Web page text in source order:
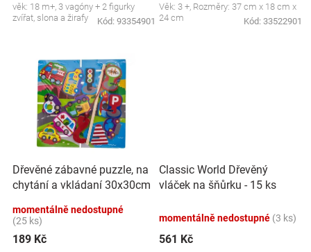
Přihlášení
věk: 18 m+, 3 vagóny + 2 figurky
zvířat, slona a žirafy
Kód: 93354901
Věk: 3 +, Rozměry: 37 cm x 18 cm x
24 cm
Kód: 33522901
Dřevěné zábavné puzzle, na
chytání a vkládaní 30x30cm
momentálně nedostupné
(25 ks)
189 Kč
Classic World Dřevěný
vláček na šňůrku - 15 ks
momentálně nedostupné (3 ks)
561 Kč